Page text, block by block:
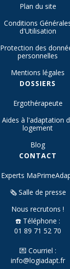
Plan du site
Conditions
d'Utilisation
Protection des
personnelles
Mentions légales
DOSSIERS
Ergothérapeute
Aides à l'adaptation
logement
Blog
CONTACT
Experts
🗞️ Salle de presse
Nous recrutons !
☎️ Téléphone :
01 89 71 52 70
💌 Courriel :
info@logiadapt.fr